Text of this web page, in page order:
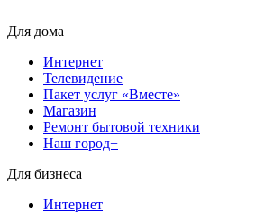
Для дома
Интернет
Телевидение
Пакет услуг «Вместе»
Магазин
Ремонт бытовой техники
Наш город+
Для бизнеса
Интернет